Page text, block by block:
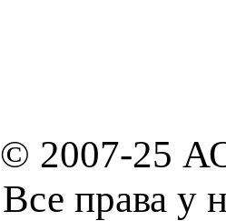
© 2007-25
Все права у